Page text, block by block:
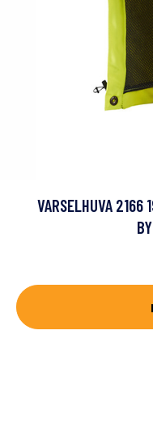
VARSELHUVA 2166